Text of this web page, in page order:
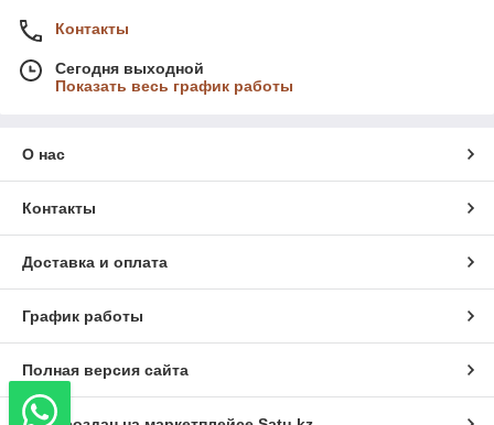
Контакты
Сегодня выходной
Показать весь график работы
О нас
Контакты
Доставка и оплата
График работы
Полная версия сайта